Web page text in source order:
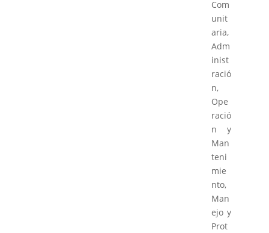
Com
unit
aria,
Adm
inist
ració
n,
Ope
ració
n y
Man
teni
mie
nto,
Man
ejo y
Prot